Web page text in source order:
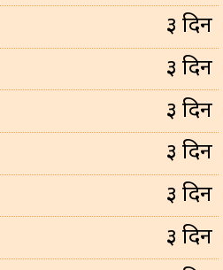
३ दिन
३ दिन
३ दिन
३ दिन
३ दिन
३ दिन